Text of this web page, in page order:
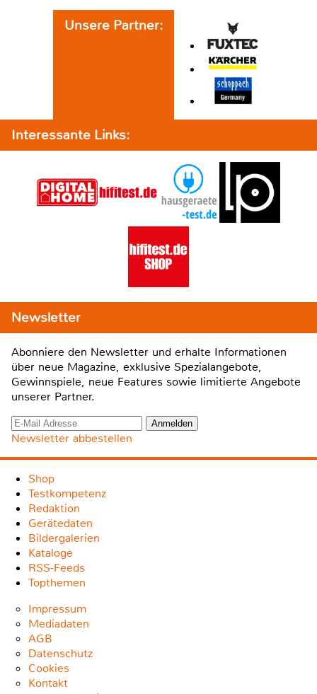
Unsere Partner:
Interessante Links:
Newsletter
Abonniere den Newsletter und erhalte Informationen
über neue Magazine, exklusive Spezialangebote,
Gewinnspiele, neue Features sowie limitierte Angebote
unserer Partner.
Newsletter abbestellen
Shop
Testkompetenz
Redaktion
Gerätedaten
Bildergalerien
Kataloge
RSS-Feeds
Topthemen
Impressum
Mediadaten
AGB
Datenschutz
Cookies
Kontakt